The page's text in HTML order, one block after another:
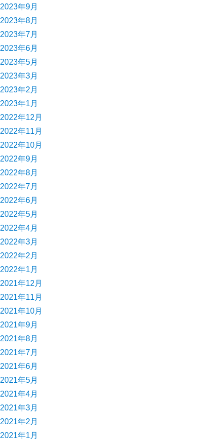
2023年9月
2023年8月
2023年7月
2023年6月
2023年5月
2023年3月
2023年2月
2023年1月
2022年12月
2022年11月
2022年10月
2022年9月
2022年8月
2022年7月
2022年6月
2022年5月
2022年4月
2022年3月
2022年2月
2022年1月
2021年12月
2021年11月
2021年10月
2021年9月
2021年8月
2021年7月
2021年6月
2021年5月
2021年4月
2021年3月
2021年2月
2021年1月